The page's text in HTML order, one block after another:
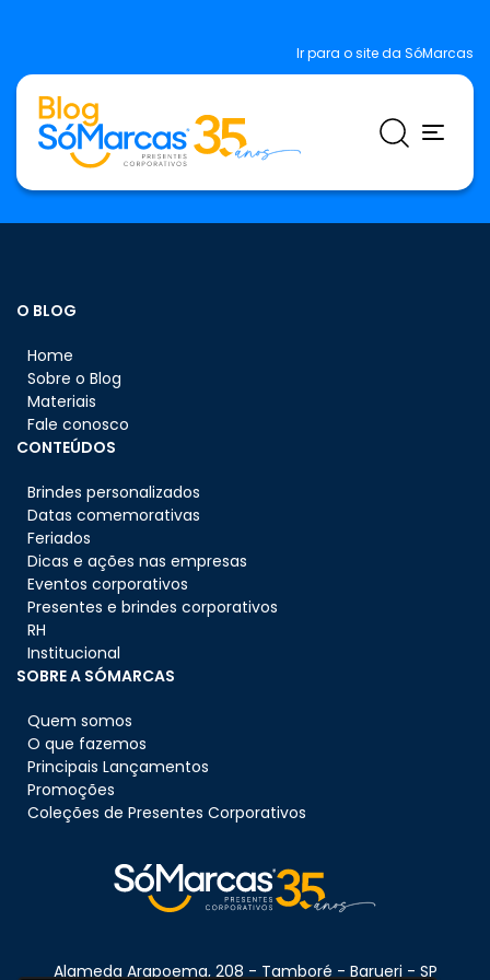
Ir para o site da SóMarcas
O BLOG
Home
Sobre o Blog
Materiais
Fale conosco
CONTEÚDOS
Brindes personalizados
Datas comemorativas
Feriados
Dicas e ações nas empresas
Eventos corporativos
Presentes e brindes corporativos
RH
Institucional
SOBRE A SÓMARCAS
Quem somos
O que fazemos
Principais Lançamentos
Promoções
Coleções de Presentes Corporativos
Alameda Arapoema, 208 - Tamboré - Barueri - SP